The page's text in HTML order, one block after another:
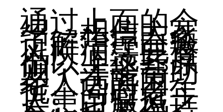
通过上面的介
绍，相信大家
了解治疗白癜
风疾病需要遵
循以上这些原
则，才能帮助
老人远离困
扰。同时老年
人患白癜风之